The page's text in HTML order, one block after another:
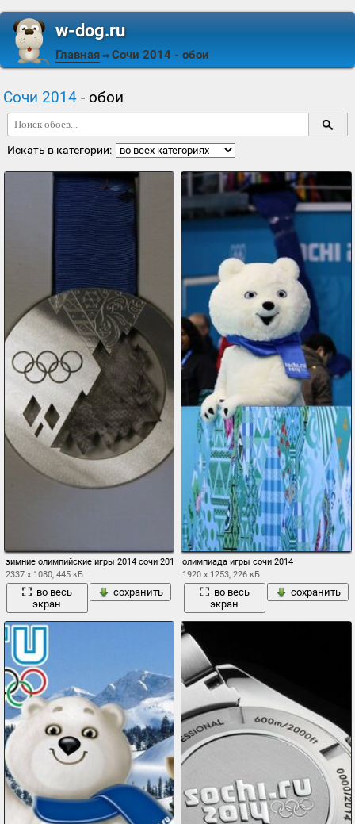
w-dog.ru
Главная ⇒ Сочи 2014 - обои
Сочи 2014 - обои
Искать в категории:
зимние олимпийские игры 2014 сочи 2014 медали олимпийские игры
2337 x 1080, 445 кБ
во весь
экран
сохранить
олимпиада игры сочи 2014
1920 x 1253, 226 кБ
во весь
экран
сохранить